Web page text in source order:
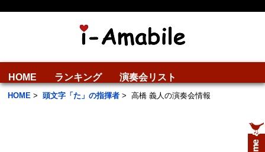
HOME ランキング 演奏会リスト
HOME > 頭文字「た」の指揮者 > 高橋 義人の演奏会情報